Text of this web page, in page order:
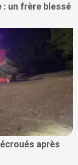
: un frère blessé
après